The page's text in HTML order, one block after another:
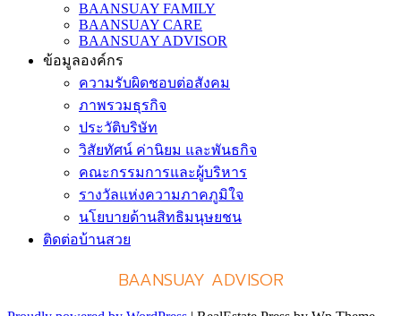
BAANSUAY FAMILY
BAANSUAY CARE
BAANSUAY ADVISOR
ข้อมูลองค์กร
ความรับผิดชอบต่อสังคม
ภาพรวมธุรกิจ
ประวัติบริษัท
วิสัยทัศน์ ค่านิยม และพันธกิจ
คณะกรรมการและผู้บริหาร
รางวัลแห่งความภาคภูมิใจ
นโยบายด้านสิทธิมนุษยชน
ติดต่อบ้านสวย
BAANSUAY ADVISOR